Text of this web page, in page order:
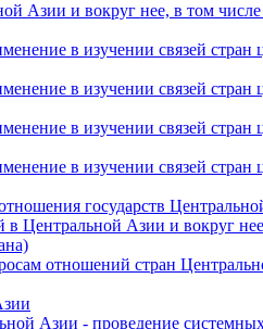
Азии и вокруг нее, в том
в изучении связей стран
в изучении связей стран
в изучении связей стран
в изучении связей стран
государств
Азии и вокруг нее,
отношений стран
Азии - проведение